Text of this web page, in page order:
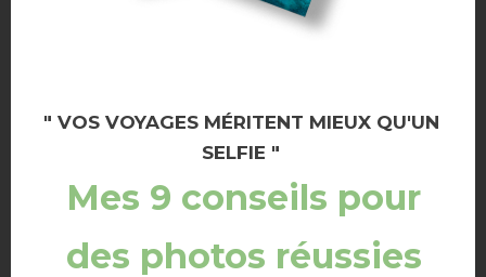
" VOS VOYAGES MÉRITENT MIEUX QU'UN
SELFIE "
Mes 9 conseils pour
des photos réussies